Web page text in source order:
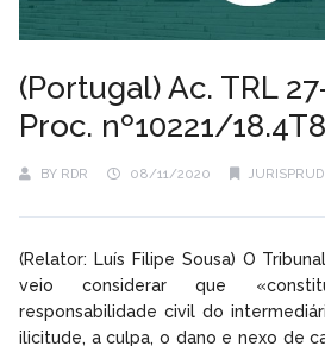
(Portugal) Ac. TRL
Proc. nº10221/
BY RDR 08/11/2020
(Relator: Luís Filipe Sousa) O
veio considerar que
responsabilidade civil do
ilicitude, a culpa, o dano e nexo de